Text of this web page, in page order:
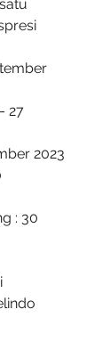
27
2023
: 30